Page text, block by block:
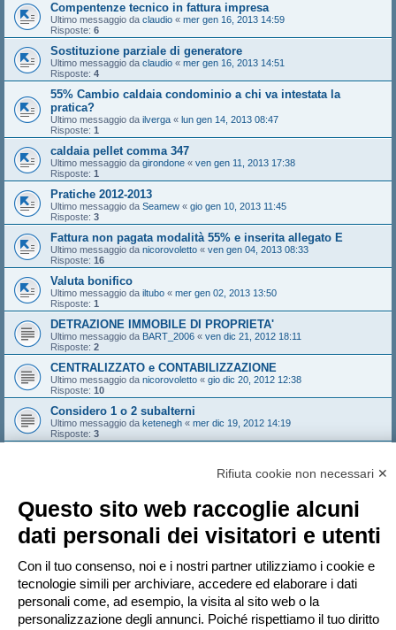
Compentenze tecnico in fattura impresa
Ultimo messaggio da claudio « mer gen 16, 2013 14:59
Risposte: 6
Sostituzione parziale di generatore
Ultimo messaggio da claudio « mer gen 16, 2013 14:51
Risposte: 4
55% Cambio caldaia condominio a chi va intestata la
pratica?
Ultimo messaggio da ilverga « lun gen 14, 2013 08:47
Risposte: 1
caldaia pellet comma 347
Ultimo messaggio da girondone « ven gen 11, 2013 17:38
Risposte: 1
Pratiche 2012-2013
Ultimo messaggio da Seamew « gio gen 10, 2013 11:45
Risposte: 3
Fattura non pagata modalità 55% e inserita allegato E
Ultimo messaggio da nicorovoletto « ven gen 04, 2013 08:33
Risposte: 16
Valuta bonifico
Ultimo messaggio da iltubo « mer gen 02, 2013 13:50
Risposte: 1
DETRAZIONE IMMOBILE DI PROPRIETA'
Ultimo messaggio da BART_2006 « ven dic 21, 2012 18:11
Risposte: 2
CENTRALIZZATO e CONTABILIZZAZIONE
Ultimo messaggio da nicorovoletto « gio dic 20, 2012 12:38
Risposte: 10
Considero 1 o 2 subalterni
Ultimo messaggio da ketenegh « mer dic 19, 2012 14:19
Risposte: 3
sab dic 15, 2012 11:42
Bloccato
Pagina 1 di23
1 2 3 4 5 … 23 Prossimo
Vai a
PERMESSI FORUM
Non puoiaprire nuovi argomenti
Rifiuta cookie non necessari ✕
Questo sito web raccoglie alcuni
dati personali dei visitatori e utenti
Con il tuo consenso, noi e i nostri partner utilizziamo i cookie e
tecnologie simili per archiviare, accedere ed elaborare i dati
personali come, ad esempio, la visita al sito web o la
personalizzazione degli annunci. Poiché rispettiamo il tuo diritto